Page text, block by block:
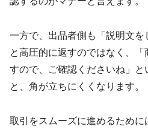
一方で、出品者側も「説明文を
と高圧的に返すのではなく、「
すので、ご確認くださいね」と
と、角が立ちにくくなります。
取引をスムーズに進めるため